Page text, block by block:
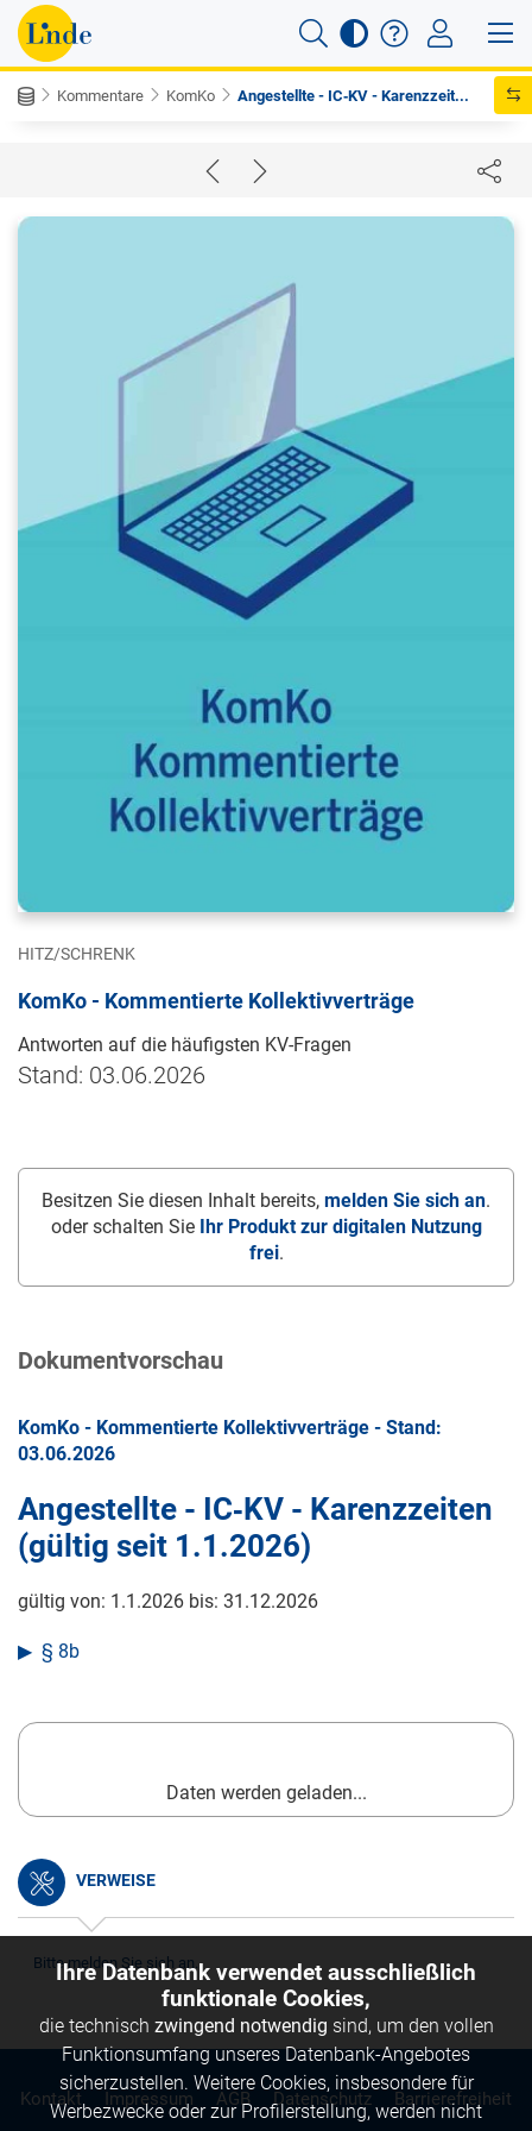
Kommentare KomKo Angestellte - IC‑KV - Karenzzeit...
HITZ/SCHRENK
KomKo - Kommentierte Kollektivverträge
Antworten auf die häufigsten KV-Fragen
Stand: 03.06.2026
Besitzen Sie diesen Inhalt bereits, melden Sie sich an.
oder schalten Sie
Ihr Produkt zur digitalen Nutzung
frei.
Dokumentvorschau
KomKo - Kommentierte Kollektivverträge - Stand:
03.06.2026
Angestellte - IC‑KV - Karenzzeiten
(gültig seit 1.1.2026)
gültig von: 1.1.2026 bis: 31.12.2026
§ 8b
Daten werden geladen...
VERWEISE
Bitte melden Sie sich an.
Kontakt Impressum AGB Datenschutz Barrierefreiheit
Ihre Datenbank verwendet ausschließlich
funktionale Cookies,
die technisch zwingend notwendig sind, um den vollen
Funktionsumfang unseres Datenbank-Angebotes
sicherzustellen. Weitere Cookies, insbesondere für
Werbezwecke oder zur Profilerstellung, werden nicht